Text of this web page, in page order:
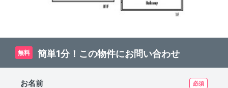
無料 簡単1分！この物件にお問い合わせ
お名前